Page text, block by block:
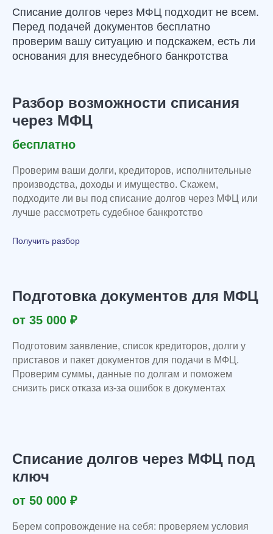
подготовка и подача заявления;
сопровождение до завершения дела;
защита единственного жилья и дохода;
расходы на процедуру уже включены;
Выбрать базовый тариф
выбирают чаще всего
185 000 ₽/ под ключ
-в том числе расходы на процедуру —45 000 ₽
Для большинства клиентов: несколько кредиторов,
ведение процедурыпод ключ;
подготовка и подача заявления в суд;
работа с финансовым управляющим;
защита единственного жилья и дохода;
расходы на процедуру уже включены;
сопровождение после завершения процедуры;
гарантии предусмотрены в договоре;
Защита имущества
от 220 000 ₽
-рассрочка от 12 000 в мес.
Списание долгов через МФЦ подходит не всем.
Перед подачей документов бесплатно
проверим вашу ситуацию и подскажем, есть ли
основания для внесудебного банкротства
Разбор возможности списания
через МФЦ
бесплатно
Проверим ваши долги, кредиторов, исполнительные
производства, доходы и имущество. Скажем,
подходите ли вы под списание долгов через МФЦ или
лучше рассмотреть судебное банкротство
Получить разбор
Подготовка документов для МФЦ
от 35 000 ₽
Подготовим заявление, список кредиторов, долги у
приставов и пакет документов для подачи в МФЦ.
Проверим суммы, данные по долгам и поможем
снизить риск отказа из-за ошибок в документах
Списание долгов через МФЦ под
ключ
от 50 000 ₽
Берем сопровождение на себя: проверяем условия